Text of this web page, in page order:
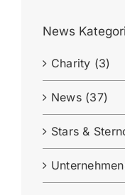
News
Charity (3)
News (37)
Stars &